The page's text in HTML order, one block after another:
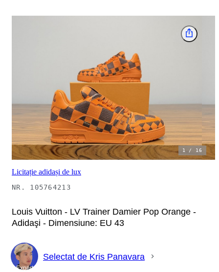
1 / 16
Licitație adidași de lux
NR. 105764213
Louis Vuitton - LV Trainer Damier Pop Orange -
Adidaşi - Dimensiune: EU 43
Expert
Selectat de Kris Panavara